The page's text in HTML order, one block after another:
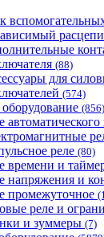
(88)
для
(574)
(856)
автоматического
реле (80)
времени и
напряжения и
промежуточное
реле и
и зуммеры (7)